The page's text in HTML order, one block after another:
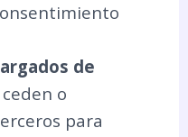
de
o
para